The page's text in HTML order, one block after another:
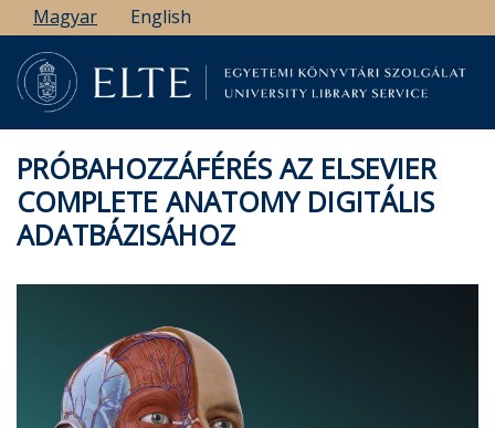
Ugrás
a
tartalomra
Magyar English
PRÓBAHOZZÁFÉRÉS AZ ELSEVIER
COMPLETE ANATOMY DIGITÁLIS
ADATBÁZISÁHOZ